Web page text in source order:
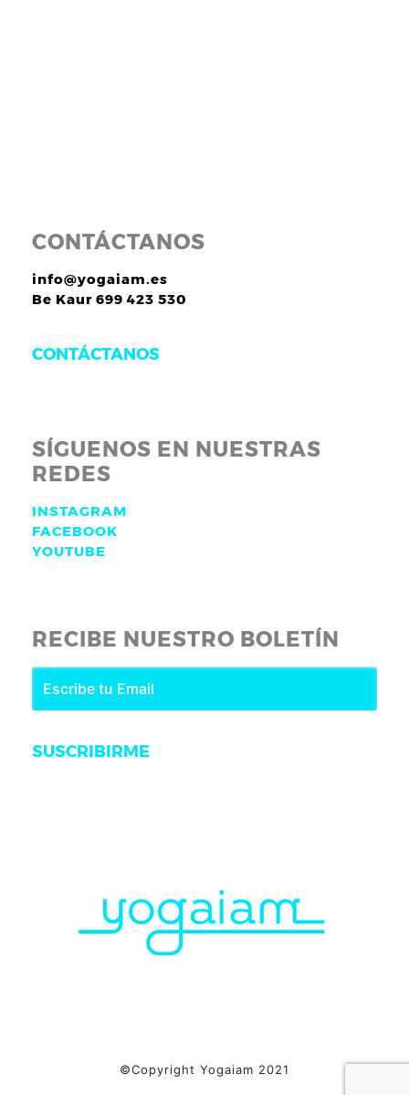
CONTÁCTANOS
info@yogaiam.es
Be Kaur 699 423 530
CONTÁCTANOS
SÍGUENOS EN NUESTRAS
REDES
INSTAGRAM
FACEBOOK
YOUTUBE
RECIBE NUESTRO BOLETÍN
SUSCRIBIRME
©Copyright Yogaiam 2021